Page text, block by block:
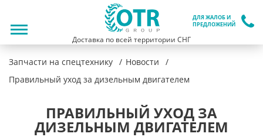
ДЛЯ ЖАЛОБ И
ПРЕДЛОЖЕНИЙ
Доставка по всей территории СНГ
Запчасти на спецтехнику
Новости
Правильный уход за дизельным двигателем
ПРАВИЛЬНЫЙ УХОД ЗА
ДИЗЕЛЬНЫМ ДВИГАТЕЛЕМ